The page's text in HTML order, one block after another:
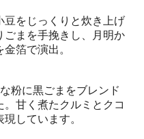
豆をじっくりと炊き上げ
ごまを手挽きし、月明か
箔で演出。
粉に黒ごまをブレンド
甘く煮たクルミとクコ
しています。